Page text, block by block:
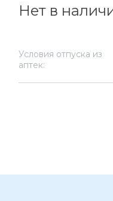
Нет в
Условия отпуска из
аптек: